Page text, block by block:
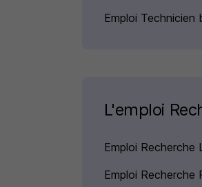
Emploi Technicien
L'emploi
Emploi Recherche
Emploi Recherche